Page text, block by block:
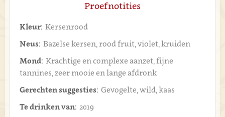
Proefnotities
Kleur: Kersenrood
Neus: Bazelse kersen, rood fruit, violet, kruiden
Mond: Krachtige en complexe aanzet, fijne
tannines, zeer mooie en lange afdronk
Gerechten suggesties: Gevogelte, wild, kaas
Te drinken van: 2019